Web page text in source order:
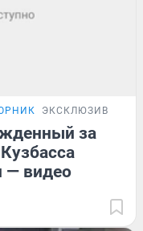
ЭКСКЛЮЗИВ
за
— видео